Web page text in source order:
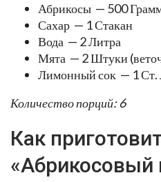
Абрикосы — 500
Сахар — 1 Стакан
Вода — 2 Литра
Мята — 2 Штуки
Лимонный сок — 1 Ст.
Количество порций: 6
Как
«Абрикосовый